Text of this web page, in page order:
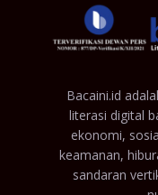
Bacaini.id
literasi digital
ekonomi,
keamanan,
sandaran